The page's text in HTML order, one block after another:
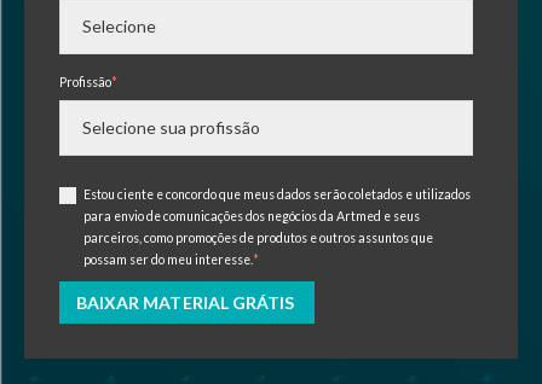
Profissão*
Estou ciente e concordo que meus dados serão coletados e utilizados
para envio de comunicações dos negócios da Artmed e seus
parceiros, como promoções de produtos e outros assuntos que
possam ser do meu interesse. *